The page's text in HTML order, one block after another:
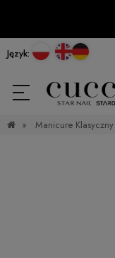
Język:
» Manicure Klasyczny